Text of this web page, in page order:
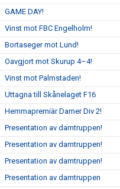
GAME DAY!
Vinst mot FBC Engelholm!
Bortaseger mot Lund!
Oavgjort mot Skurup 4–4!
Vinst mot Palmstaden!
Uttagna till Skånelaget F16
Hemmapremiär Damer Div 2!
Presentation av damtruppen!
Presentation av damtruppen!
Presentation av damtruppen!
Presentation av damtruppen